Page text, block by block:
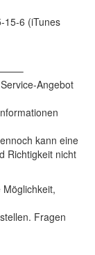
15-6 (iTunes
Angebot
kann eine
Richtigkeit nicht
Fragen